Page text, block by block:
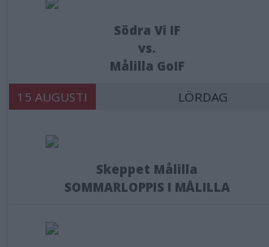
Södra Vi IF
vs.
Målilla GoIF
15 AUGUSTI LÖRDAG
Skeppet Målilla
SOMMARLOPPIS I MÅLILLA